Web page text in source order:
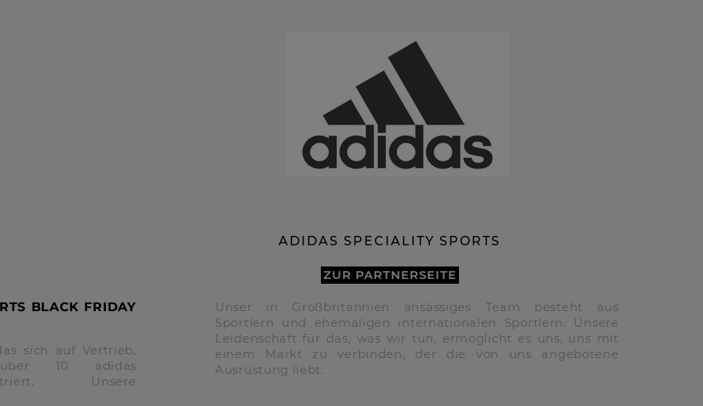
ADIDAS SPECIALITY SPORTS
ZUR PARTNERSEITE
BLACK FRIDAY
sich auf Vertrieb,
10 adidas
Unsere
Unser in Großbritannien ansässiges Team besteht aus
Sportlern und ehemaligen internationalen Sportlern. Unsere
Leidenschaft für das, was wir tun, ermöglicht es uns, uns mit
einem Markt zu verbinden, der die von uns angebotene
Ausrüstung liebt.